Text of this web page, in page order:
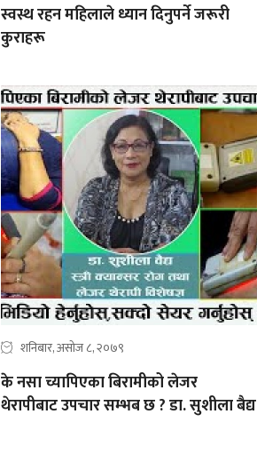
स्वस्थ रहन महिलाले ध्यान दिनुपर्ने जरूरी
कुराहरू
शनिबार, असोज ८, २०७९
के नसा च्यापिएका बिरामीको लेजर
थेरापीबाट उपचार सम्भब छ ? डा. सुशीला बैद्य